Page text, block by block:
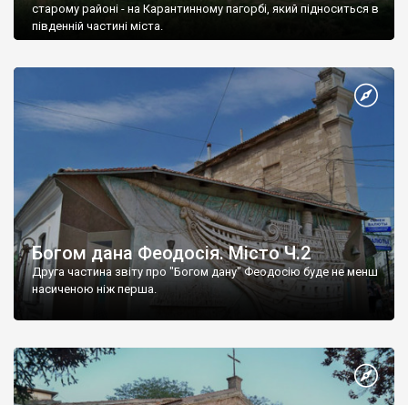
старому районі - на Карантинному пагорбі, який підноситься в
південній частині міста.
Богом дана Феодосія. Місто Ч.2
Друга частина звіту про "Богом дану" Феодосію буде не менш
насиченою ніж перша.